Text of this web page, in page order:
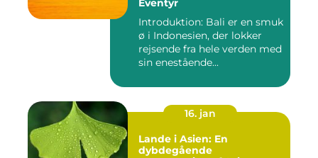
Eventyr
Introduktion: Bali er en smuk
ø i Indonesien, der lokker
rejsende fra hele verden med
sin enestående...
16. jan
Lande i Asien: En
dybdegående